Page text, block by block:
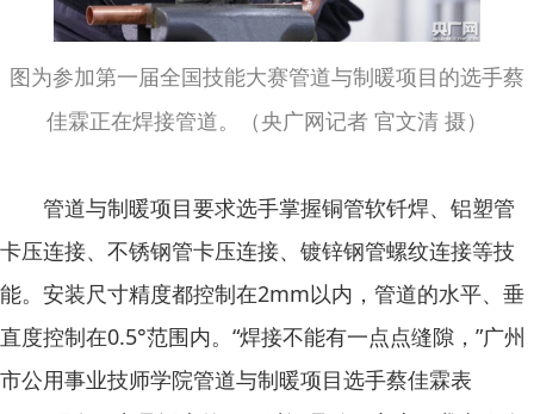
图为参加第一届全国技能大赛管道与制暖项目的选手蔡
佳霖正在焊接管道。（央广网记者 官文清 摄）
管道与制暖项目要求选手掌握铜管软钎焊、铝塑管
卡压连接、不锈钢管卡压连接、镀锌钢管螺纹连接等技
能。安装尺寸精度都控制在2mm以内，管道的水平、垂
直度控制在0.5°范围内。“焊接不能有一点点缝隙，”广州
市公用事业技师学院管道与制暖项目选手蔡佳霖表